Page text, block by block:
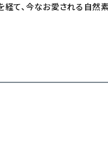
て、今なお愛される自然